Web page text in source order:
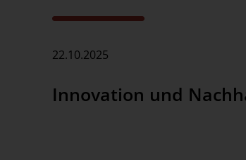
Newsletter
22.10.2025
Innovation und